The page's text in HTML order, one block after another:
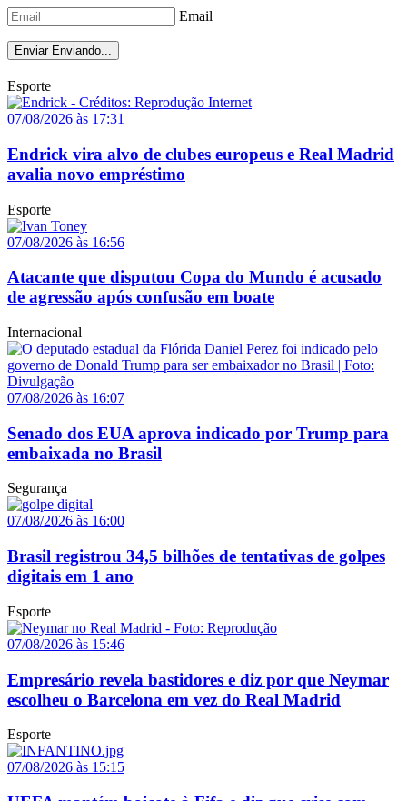
Email
Enviar Enviando...
Esporte
07/08/2026 às 17:31
Endrick vira alvo de clubes europeus e Real Madrid
avalia novo empréstimo
Esporte
07/08/2026 às 16:56
Atacante que disputou Copa do Mundo é acusado
de agressão após confusão em boate
Internacional
07/08/2026 às 16:07
Senado dos EUA aprova indicado por Trump para
embaixada no Brasil
Segurança
07/08/2026 às 16:00
Brasil registrou 34,5 bilhões de tentativas de golpes
digitais em 1 ano
Esporte
07/08/2026 às 15:46
Empresário revela bastidores e diz por que Neymar
escolheu o Barcelona em vez do Real Madrid
Esporte
07/08/2026 às 15:15